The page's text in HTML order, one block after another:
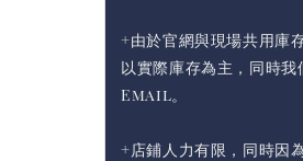
+由於官網與現場共用庫
以實際庫存為主，同時
Email。
+店鋪人力有限，同時因